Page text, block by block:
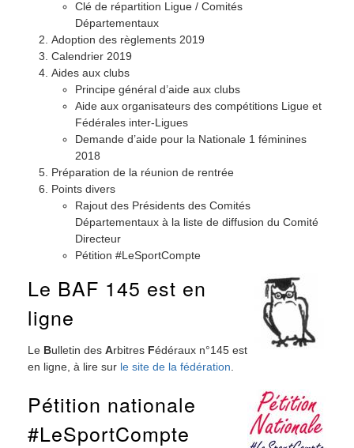
Clé de répartition Ligue / Comités
Départementaux
Adoption des règlements 2019
Calendrier 2019
Aides aux clubs
Principe général d’aide aux clubs
Aide aux organisateurs des compétitions Ligue et
Fédérales inter-Ligues
Demande d’aide pour la Nationale 1 féminines
2018
Préparation de la réunion de rentrée
Points divers
Rajout des Présidents des Comités
Départementaux à la liste de diffusion du Comité
Directeur
Pétition #LeSportCompte
Le BAF 145 est en
ligne
Le Bulletin des Arbitres Fédéraux n°145 est
en ligne, à lire sur le site de la fédération
Pétition nationale
#LeSportCompte